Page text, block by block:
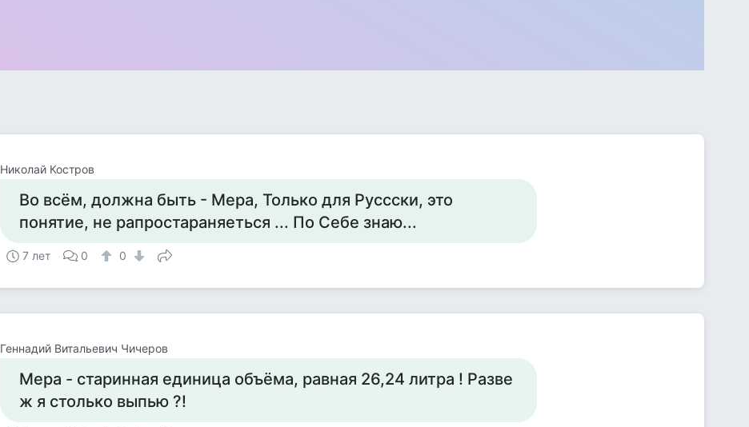
Николай Костров
Во всём, должна быть - Мера, Только для Руссски, это
понятие, не рапростараняеться ... По Себе знаю...
7 лет 0 0
Геннадий Витальевич Чичеров
Мера - старинная единица объёма, равная 26,24 литра ! Разве
ж я столько выпью ?!